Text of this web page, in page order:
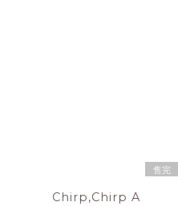
售完
Chirp,Chirp A